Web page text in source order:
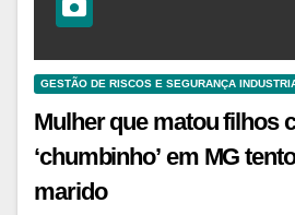
GESTÃO DE RISCOS E SEGURANÇA
Mulher que matou filhos
‘chumbinho’ em MG
marido